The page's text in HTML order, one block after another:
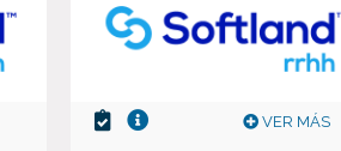
VER MÁS